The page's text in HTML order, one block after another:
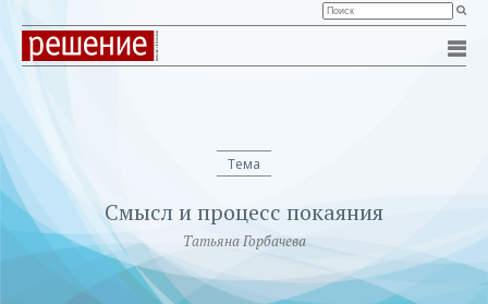
Тема
Смысл и процесс покаяния
Татьяна Горбачева